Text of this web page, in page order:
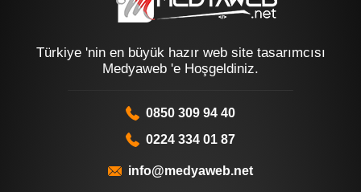
Türkiye 'nin en büyük hazır web site tasarımcısı
Medyaweb 'e Hoşgeldiniz.
0850 309 94 40
0224 334 01 87
info@medyaweb.net